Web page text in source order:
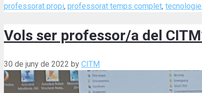
professorat propi, professorat temps complet,
Vols ser professor/a del
30 de juny de 2022 by CITM